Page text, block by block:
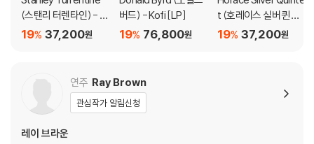
상을 요청할 수 있으며, 동영상이 없는 경우 반품/교환이 제한될 수 있습니
관련 사진과 동영상 및 재생 기기 모델명을 첨부하여 첨부하여 고객센터에
가 어려우므로 신중한 구매를 부탁드립니다.
(스탠리 터렌타인) - E
asy Walker [LP]
37,200원
19%
버드) - Kofi [LP]
76,800원
19%
t (호레이스 실버 퀸텟)
- Serenade To A So
37,200원
19%
연주 Ray Brown
관심작가 알림신청
레이 브라운